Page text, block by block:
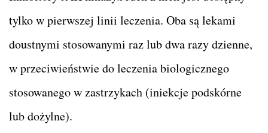
tylko w pierwszej linii leczenia. Oba są lekami
doustnymi stosowanymi raz lub dwa razy dzienne,
w przeciwieństwie do leczenia biologicznego
stosowanego w zastrzykach (iniekcje podskórne
lub dożylne).